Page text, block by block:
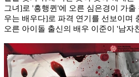
그녀]로 '흥행퀸'에 오른 심은경이 가출
우는 배우다]로 파격 연기를 선보이며
오른 아이돌 출신의 배우 이준이 '남자